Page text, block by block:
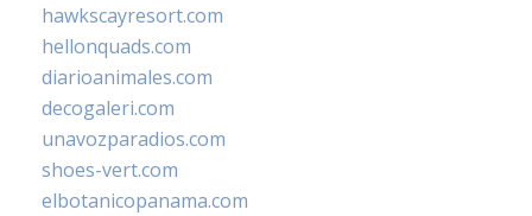
hawkscayresort.com
hellonquads.com
diarioanimales.com
decogaleri.com
unavozparadios.com
shoes-vert.com
elbotanicopanama.com